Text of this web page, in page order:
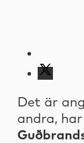
Det är
andra,